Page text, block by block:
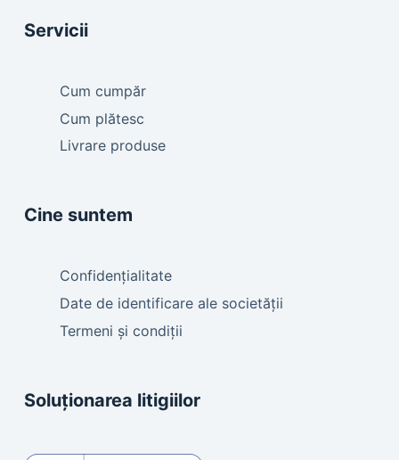
Servicii
Cum cumpăr
Cum plătesc
Livrare produse
Cine suntem
Confidențialitate
Date de identificare ale societății
Termeni și condiții
Soluționarea litigiilor